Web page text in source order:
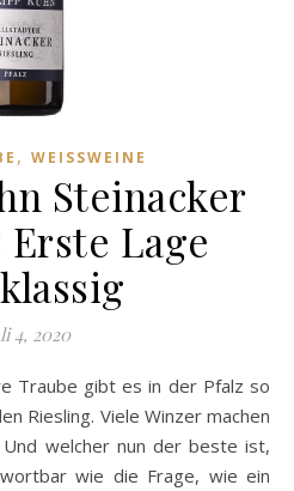
, WEISSWEINE
Steinacker
Lage
4, 2020
Riesling. Viele Winzer machen
welcher nun der beste ist,
wie die Frage, wie ein